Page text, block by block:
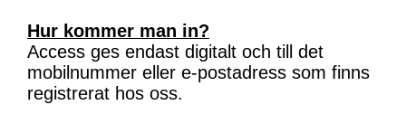
Hur kommer man in?
Access ges endast digitalt och till det
mobilnummer eller e-postadress som finns
registrerat hos oss.